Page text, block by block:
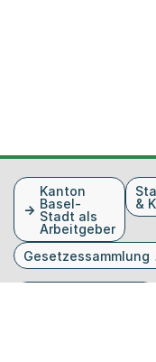
FusszeileKanton
Basel-
Stadt als
Arbeitgeber
&
Gesetzessammlung